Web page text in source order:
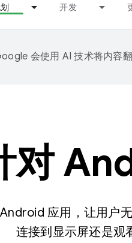
开发
会使用 AI 技术将内容
对
应用，让用户
连接到显示屏还是观